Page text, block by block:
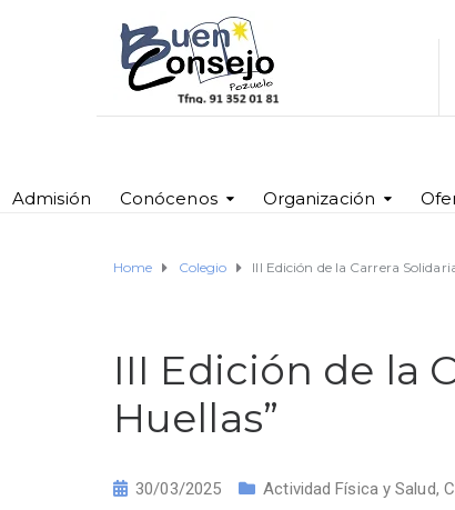
Admisión Conócenos Organización
Home Colegio III Edición de la Carrera
III Edición de la
Huellas”
30/03/2025 Actividad Física y Salud,